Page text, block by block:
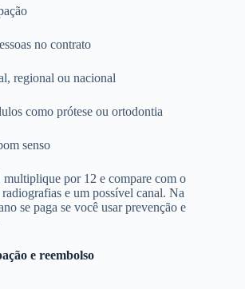
no contrato
regional ou nacional
como prótese ou ortodontia
senso
multiplique por 12 e compare com o
e um possível canal. Na
se paga se você usar prevenção e
e reembolso